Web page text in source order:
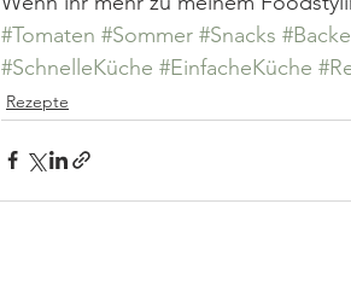
#Tomaten #Sommer #Snacks
#SchnelleKüche #EinfacheKüche
Rezepte